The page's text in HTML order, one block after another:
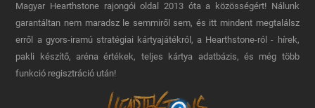
Magyar Hearthstone​ rajongói oldal 2013 óta a közösségért! Nálunk
garantáltan nem maradsz le semmiről sem, és itt mindent megtalálsz
erről a gyors-iramú stratégiai kártyajátékról, a Hearthstone-ról - hírek,
pakli készítő, aréna értékek, teljes kártya adatbázis, és még több
funkció regisztráció után!